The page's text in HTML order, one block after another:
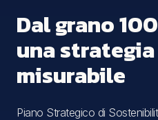
Dal grano
una strategia
misurabile
Piano Strategico di